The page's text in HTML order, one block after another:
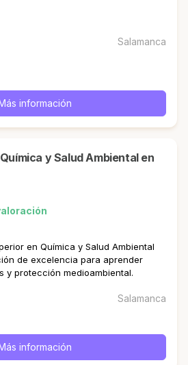
Salamanca
información
en Química y Salud Ambiental
de excelencia para aprender
y protección medioambiental.
Salamanca
información